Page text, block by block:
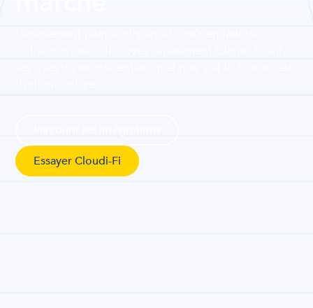
Essayer Cloudi-Fi